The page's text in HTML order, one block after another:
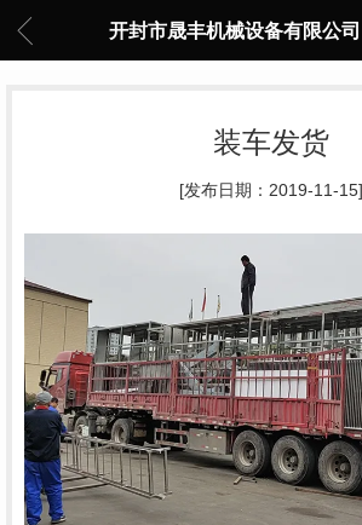
开封市晟丰机械设备有限公司
装车发货
[发布日期：2019-11-15]